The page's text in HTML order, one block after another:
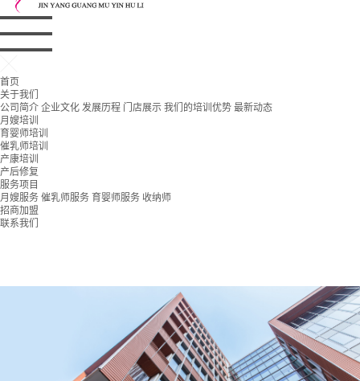
首页
关于我们
公司简介 企业文化 发展历程 门店展示 我们的培训优势 最新动态
月嫂培训
育婴师培训
催乳师培训
产康培训
产后修复
服务项目
月嫂服务 催乳师服务 育婴师服务 收纳师
招商加盟
联系我们